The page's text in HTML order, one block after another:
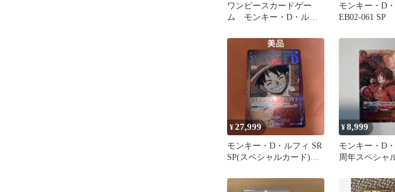
ワンピースカードゲー
ム モンキー・D・ルフ
モンキー・D
EB02-061 SP
¥27,999
モンキー・D・ルフィ SR
SP(スペシャルカード)
¥8,999
モンキー・D
周年スペシャ